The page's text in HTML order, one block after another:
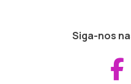
Siga-nos